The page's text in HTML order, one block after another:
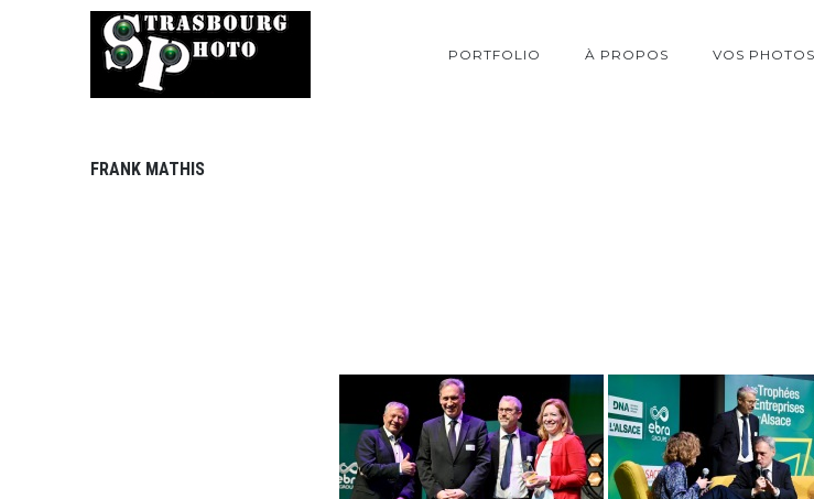
PORTFOLIO À PROPOS VOS PHOTOS
FRANK MATHIS